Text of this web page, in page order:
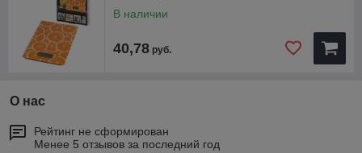
В наличии
40,78 руб.
О нас
Рейтинг не сформирован
Менее 5 отзывов за последний год